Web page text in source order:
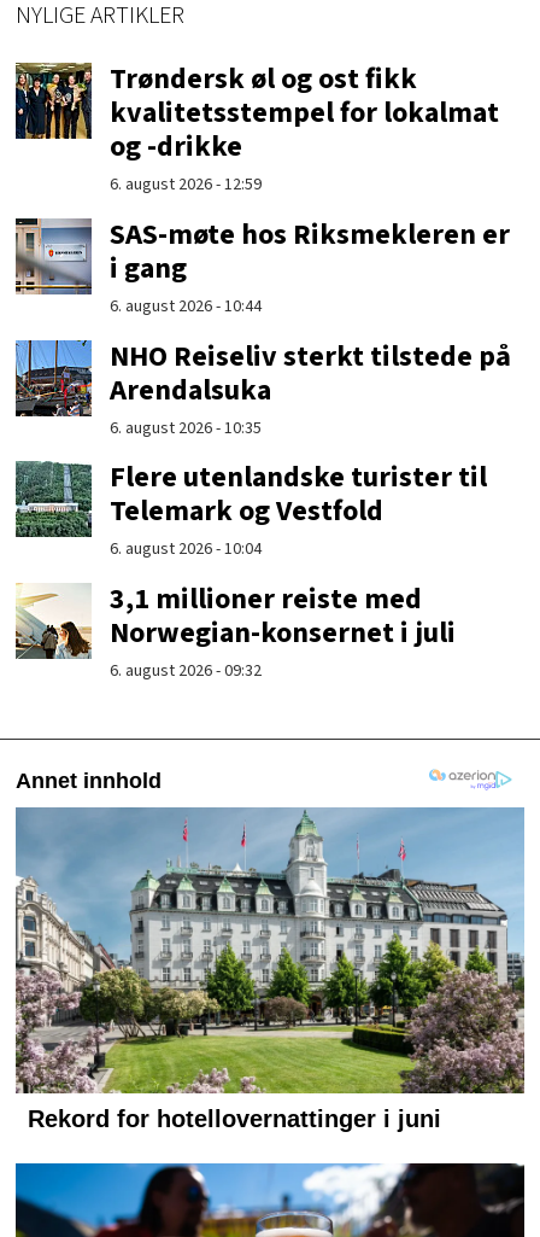
NYLIGE ARTIKLER
Trøndersk øl og ost fikk
kvalitetsstempel for lokalmat
og -drikke
6. august 2026 - 12:59
SAS-møte hos Riksmekleren er
i gang
6. august 2026 - 10:44
NHO Reiseliv sterkt tilstede på
Arendalsuka
6. august 2026 - 10:35
Flere utenlandske turister til
Telemark og Vestfold
6. august 2026 - 10:04
3,1 millioner reiste med
Norwegian-konsernet i juli
6. august 2026 - 09:32